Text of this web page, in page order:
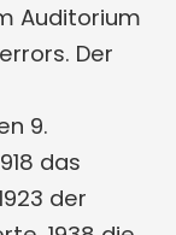
Auditorium
Der
9.
das
der